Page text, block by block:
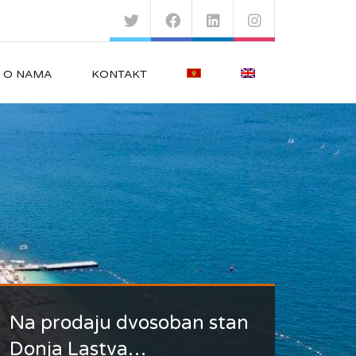
O NAMA KONTAKT
Na prodaju dvosoban stan
u Luksuznom…
Na prodaju dvosoban stan
Donja Lastva…
Na prodaju je svijetao i
prostran…
Kuca na obali mora